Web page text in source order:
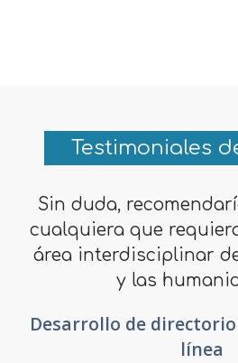
Testimoniales
Sin duda,
cualquiera que
área interdisciplinar
y las
Desarrollo de
línea